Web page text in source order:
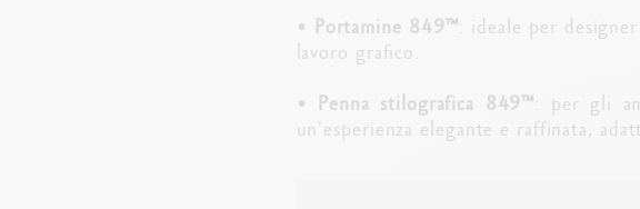
• Portamine 849™ : ideale per
lavoro grafico.
• Penna stilografica 849™ : per gli
un'esperienza elegante e raffinata,